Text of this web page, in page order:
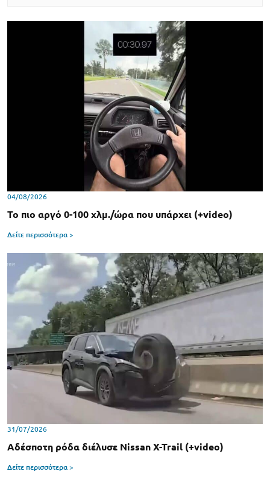
04/08/2026
Το πιο αργό 0-100 χλμ./ώρα που υπάρχει (+video)
Δείτε περισσότερα >
31/07/2026
Αδέσποτη ρόδα διέλυσε Nissan X-Trail (+video)
Δείτε περισσότερα >